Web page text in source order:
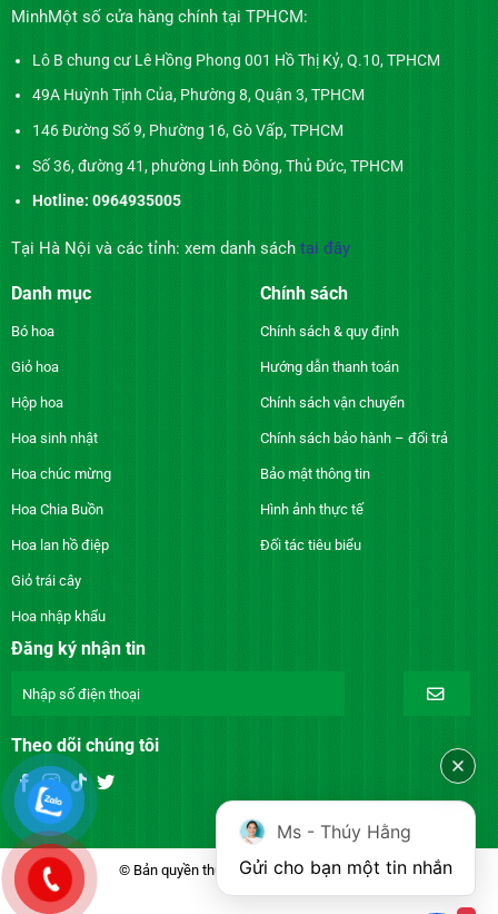
MinhMột số cửa hàng chính tại TPHCM:
Lô B chung cư Lê Hồng Phong 001 Hồ Thị Kỷ, Q.10, TPHCM
49A Huỳnh Tịnh Của, Phường 8, Quận 3, TPHCM
146 Đường Số 9, Phường 16, Gò Vấp, TPHCM
Số 36, đường 41, phường Linh Đông, Thủ Đức, TPHCM
Hotline: 0964935005
Tại Hà Nội và các tỉnh: xem danh sách tại đây
Danh mục
Bó hoa
Giỏ hoa
Hộp hoa
Hoa sinh nhật
Hoa chúc mừng
Hoa Chia Buồn
Hoa lan hồ điệp
Giỏ trái cây
Hoa nhập khẩu
Chính sách
Chính sách & quy định
Hướng dẫn thanh toán
Chính sách vận chuyển
Chính sách bảo hành – đổi trả
Bảo mật thông tin
Hình ảnh thực tế
Đối tác tiêu biểu
Đăng ký nhận tin
Theo dõi chúng tôi
© Bản quyền thuộc về DienhoaXANH.com
Ms - Thúy Hằng
Gửi cho bạn một tin nhắn